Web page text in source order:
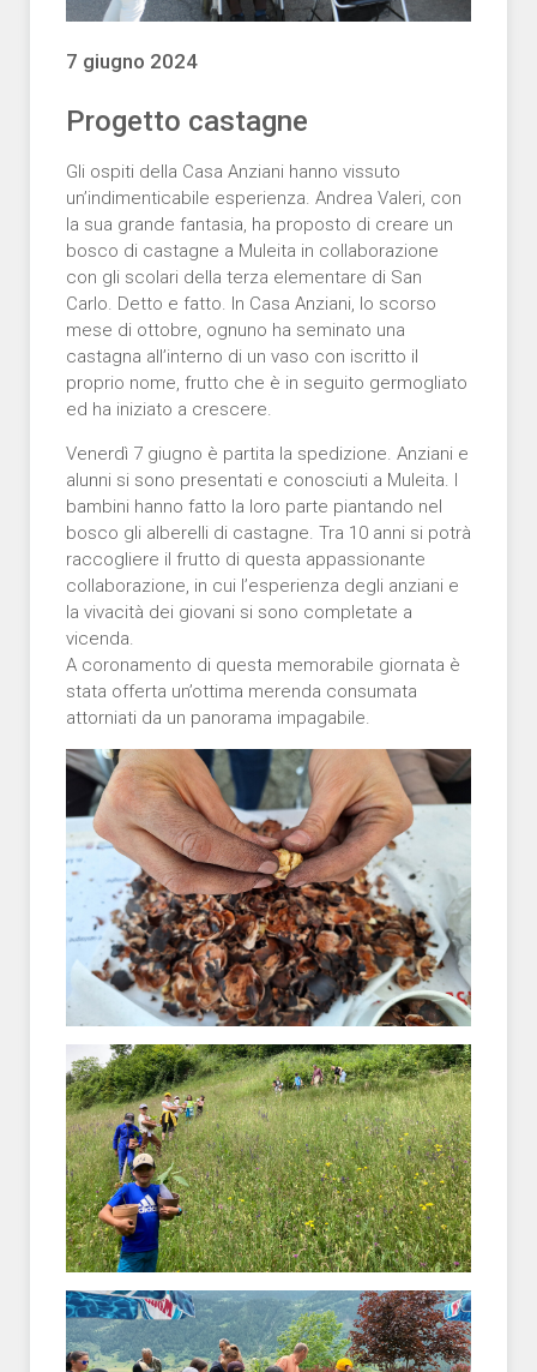
7 giugno 2024
Progetto castagne
Gli ospiti della Casa Anziani hanno vissuto
un’indimenticabile esperienza. Andrea Valeri, con
la sua grande fantasia, ha proposto di creare un
bosco di castagne a Muleita in collaborazione
con gli scolari della terza elementare di San
Carlo. Detto e fatto. In Casa Anziani, lo scorso
mese di ottobre, ognuno ha seminato una
castagna all’interno di un vaso con iscritto il
proprio nome, frutto che è in seguito germogliato
ed ha iniziato a crescere.
Venerdì 7 giugno è partita la spedizione. Anziani e
alunni si sono presentati e conosciuti a Muleita. I
bambini hanno fatto la loro parte piantando nel
bosco gli alberelli di castagne. Tra 10 anni si potrà
raccogliere il frutto di questa appassionante
collaborazione, in cui l’esperienza degli anziani e
la vivacità dei giovani si sono completate a
vicenda.
A coronamento di questa memorabile giornata è
stata offerta un’ottima merenda consumata
attorniati da un panorama impagabile.